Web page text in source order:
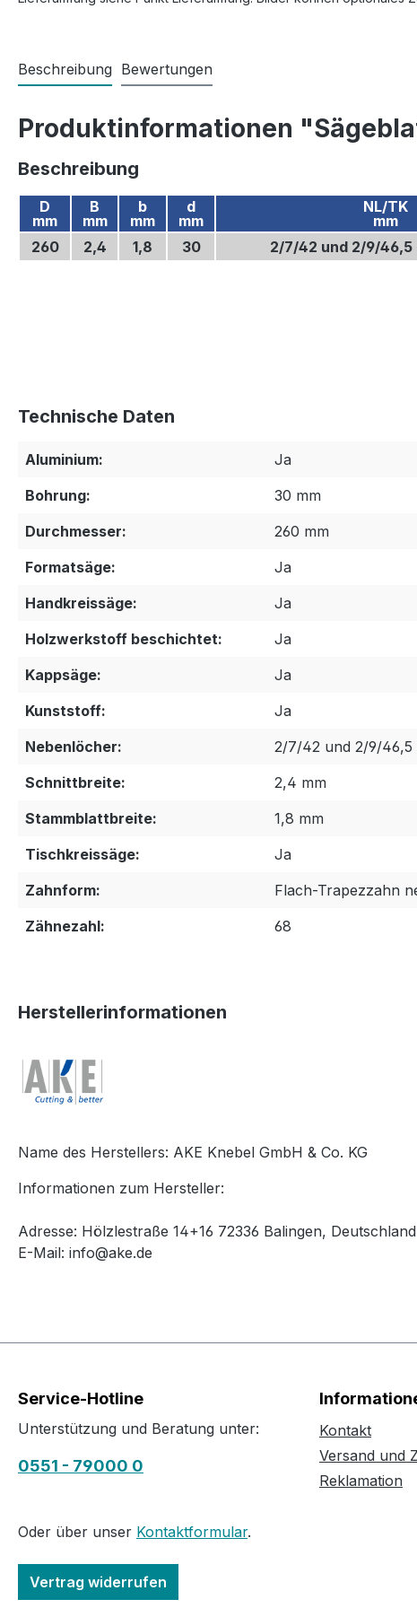
Beschreibung Bewertungen
Produktinformationen
Beschreibung
D
mm
B
mm
b
mm
d
mm
NL/TK
mm
260
2,4 1,8 30 2/7/42 und 2/9/46,5
Technische Daten
Aluminium:
Ja
Bohrung:
30 mm
Durchmesser:
260 mm
Formatsäge:
Ja
Handkreissäge:
Ja
Holzwerkstoff beschichtet:
Ja
Kappsäge:
Ja
Kunststoff:
Ja
Nebenlöcher:
2/7/42 und 2/9/46,5
Schnittbreite:
2,4 mm
Stammblattbreite:
1,8 mm
Tischkreissäge:
Ja
Zahnform:
Flach-Trapezzahn
Zähnezahl:
68
Herstellerinformationen
Name des Herstellers: AKE Knebel GmbH & Co. KG
Informationen zum Hersteller:
Adresse: Hölzlestraße 14+16 72336 Balingen, Deutschland
E-Mail: info@ake.de
Service-Hotline
Unterstützung und Beratung unter:
0551 - 79000 0
Oder über unser Kontaktformular.
Vertrag widerrufen
Kontakt
Versand und
Reklamation